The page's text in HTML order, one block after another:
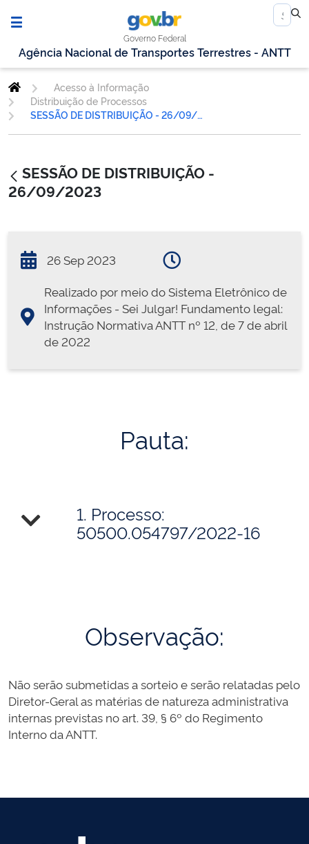
Governo Federal
Agência Nacional de Transportes Terrestres - ANTT
Acesso à Informação
Distribuição de Processos
SESSÃO DE DISTRIBUIÇÃO - 26/09/2023
SESSÃO DE DISTRIBUIÇÃO -
26/09/2023
26 Sep 2023
Realizado por meio do Sistema Eletrônico de
Informações - Sei Julgar! Fundamento legal:
Instrução Normativa ANTT nº 12, de 7 de abril
de 2022
Pauta:
1. Processo:
50500.054797/2022-16
Observação:
Não serão submetidas a sorteio e serão relatadas pelo
Diretor-Geral as matérias de natureza administrativa
internas previstas no art. 39, § 6º do Regimento
Interno da ANTT.